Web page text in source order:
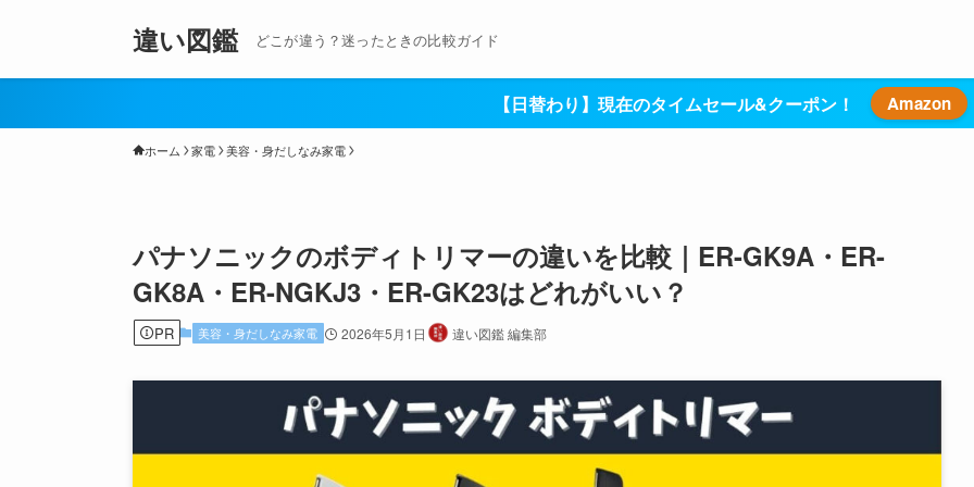
違い図鑑 どこが違う？迷ったときの比較ガイド
【日替わり】現在のタイムセール&クーポン！ Amazon
ホーム 家電 美容・身だしなみ家電
パナソニックのボディトリマーの違いを比較｜ER-GK9A・ER-
GK8A・ER-NGKJ3・ER-GK23はどれがいい？
PR 美容・身だしなみ家電 2026年5月1日 違い図鑑 編集部